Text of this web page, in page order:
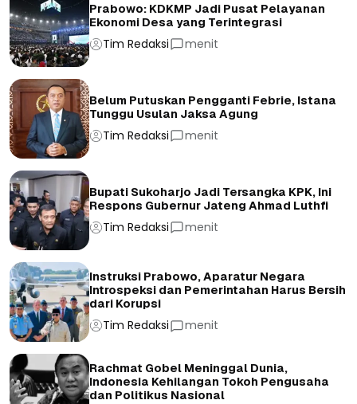
Prabowo: KDKMP Jadi Pusat Pelayanan
Ekonomi Desa yang Terintegrasi
Tim Redaksi menit
Belum Putuskan Pengganti Febrie, Istana
Tunggu Usulan Jaksa Agung
Tim Redaksi menit
Bupati Sukoharjo Jadi Tersangka KPK, Ini
Respons Gubernur Jateng Ahmad Luthfi
Tim Redaksi menit
Instruksi Prabowo, Aparatur Negara
Introspeksi dan Pemerintahan Harus Bersih
dari Korupsi
Tim Redaksi menit
Rachmat Gobel Meninggal Dunia,
Indonesia Kehilangan Tokoh Pengusaha
dan Politikus Nasional